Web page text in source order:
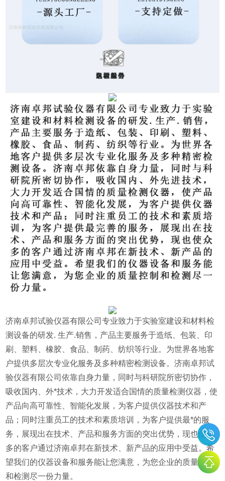
济南卓邦试验仪器有限公司专业致力于实验室建设和材料检
测设备的研发. 生产.销售，产品主要服务于造纸、包装、印
刷、塑料、橡胶、食品、制药、纺织等行业。为世界各地客
户提供多层次专业化服务及多种精密检测设备。济南卓邦试
验仪器有限公司依靠自身力量，同时与科研院所密切协作，
吸收国内、外*技术，大力开发适合国情的质量检测仪器，使
产品向高可靠性、智能化发展，为客户提供仪器技术和产
品；同时注重员工的技术和素质培训，为客户提供最*的服
务，展现出在技术、产品和服务方面的突出优势，现也使众
多的客户通过济南卓邦在新技术、新产品的应用中受益。希
望我们的仪器设备和服务能让您满意，为您企业的质量控制
和检测尽一份力量。